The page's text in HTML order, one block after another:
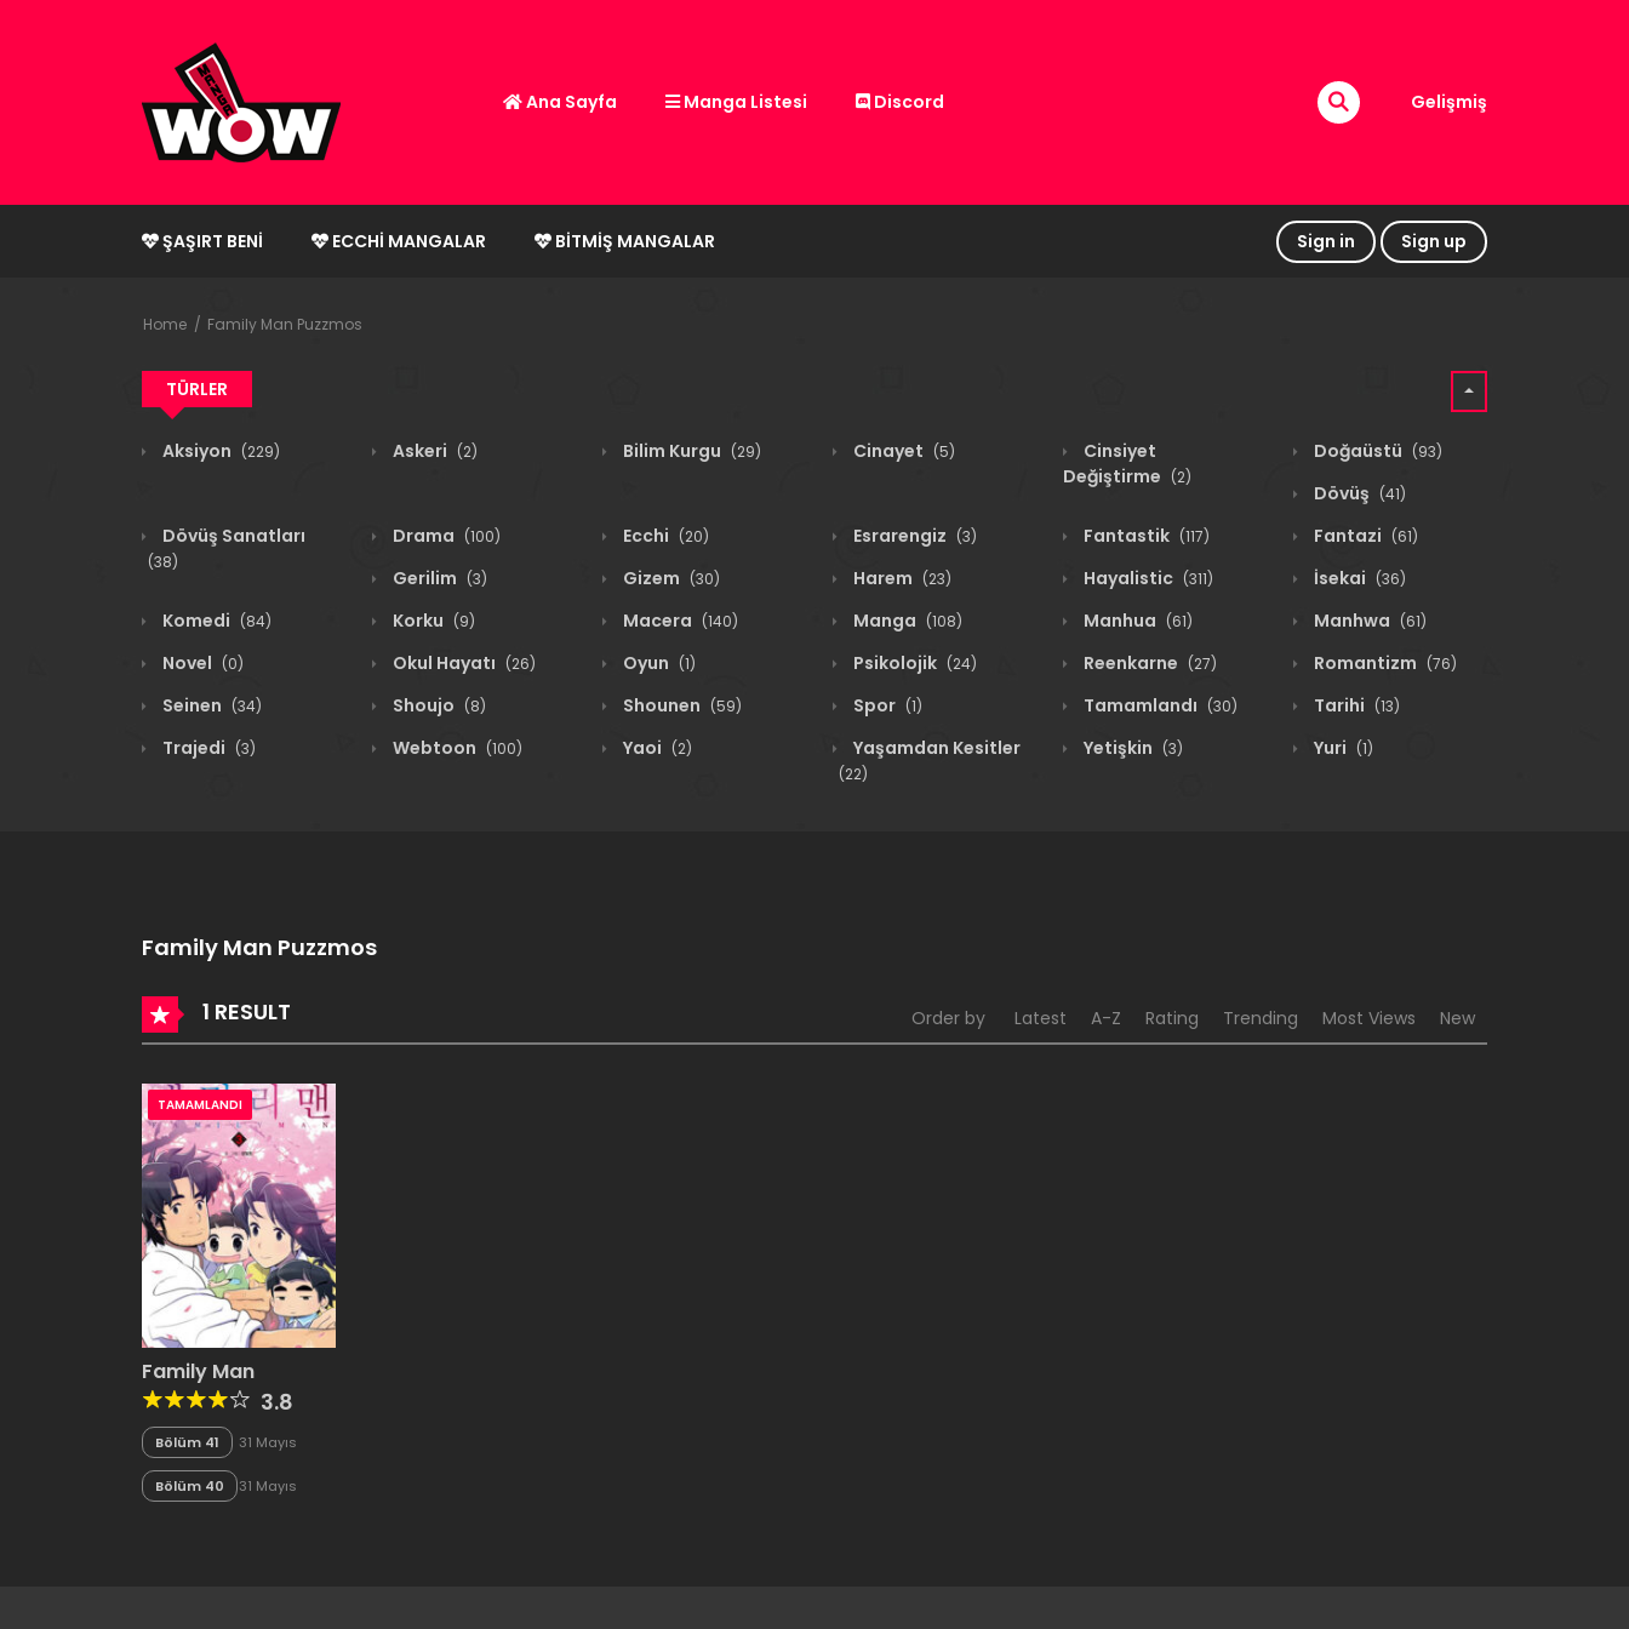
Ana Sayfa Manga Listesi Discord Gelişmiş
ŞAŞIRT BENI ECCHI MANGALAR BITMIŞ MANGALAR Sign in Sign up
Home Family Man Puzzmos
TÜRLER
Aksiyon (229) Askeri (2) Bilim Kurgu (29) Cinayet (5)
Cinsiyet
Değiştirme (2)
Doğaüstü (93)
Dövüş (41)
Dövüş Sanatları
(38)
Drama (100) Ecchi (20) Esrarengiz (3) Fantastik (117) Fantazi (61)
Gerilim (3) Gizem (30) Harem (23) Hayalistic (311) İsekai (36)
Komedi (84) Korku (9) Macera (140) Manga (108) Manhua (61) Manhwa (61)
Novel (0) Okul Hayatı (26) Oyun (1) Psikolojik (24) Reenkarne (27) Romantizm (76)
Seinen (34) Shoujo (8) Shounen (59) Spor (1) Tamamlandı (30) Tarihi (13)
Trajedi (3) Webtoon (100) Yaoi (2) Yaşamdan Kesitler
(22)
Yetişkin (3) Yuri (1)
Family Man Puzzmos
1 RESULT Order by Latest A-Z Rating Trending Most Views New
TAMAMLANDI
Family Man
3.8
Bölüm 41
31 Mayıs
Bölüm 40
31 Mayıs